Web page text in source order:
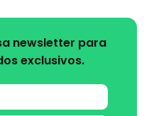
newsletter para
exclusivos.